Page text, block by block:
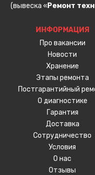
(вывеска «Ремонт
ИНФОРМАЦИЯ
Про вакансии
Новости
Хранение
Этапы ремонта
Постгарантийный
О диагностике
Гарантия
Доставка
Сотрудничество
Условия
О нас
Отзывы